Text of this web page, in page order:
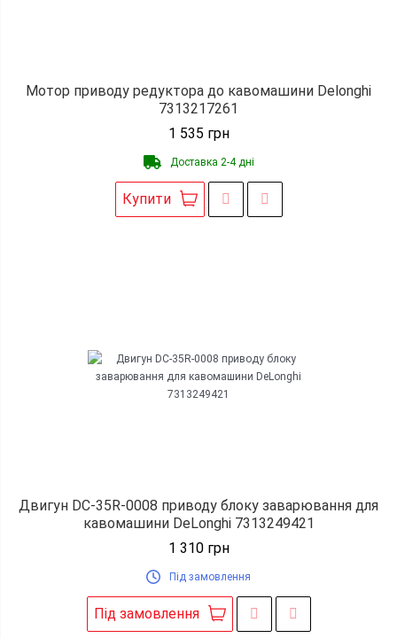
Мотор приводу редуктора до кавомашини Delonghi
7313217261
1 535 грн
Доставка 2-4 дні
Купити
Двигун DC-35R-0008 приводу блоку заварювання для
кавомашини DeLonghi 7313249421
1 310грн
Під замовлення
Під замовлення